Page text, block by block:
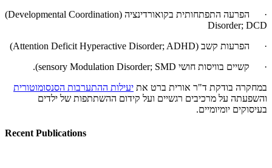
· הפרעה התפתחותית בקואורדינציה ((Developmental Coordination
Disorder; DCD
· הפרעות קשב (Attention Deficit Hyperactive Disorder; ADHD)
· קשיים בוויסות חושי (sensory Modulation Disorder; SMD
.
במחקרה בודקת ד"ר אורית ברט את יעילות ההתערבות הסנסומוטורית
והשפעתה על מרכיבים רגשיים ועל קידום ההשתתפות של ילדים
בעיסוקים יומיומיים.
Recent Publications